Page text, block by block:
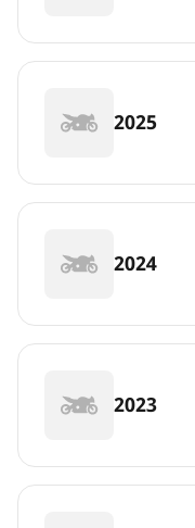
2025
2024
2023